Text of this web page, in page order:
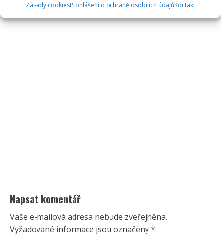
Zásady cookiesProhlášení o ochraně osobních údajůKontakt
Napsat komentář
Vaše e-mailová adresa nebude zveřejněna.
Vyžadované informace jsou označeny*